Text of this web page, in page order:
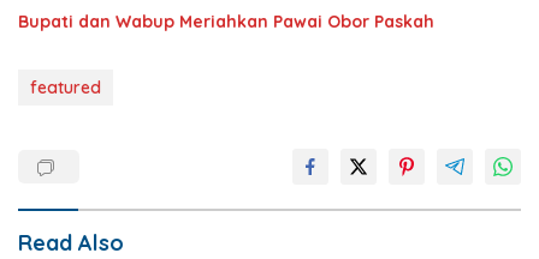
Bupati dan Wabup Meriahkan Pawai Obor Paskah
featured
Read Also